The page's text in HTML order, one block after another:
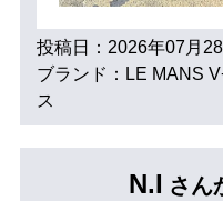
投稿日：2026年07月28
ブランド：LE MANS
ス
N.I さん